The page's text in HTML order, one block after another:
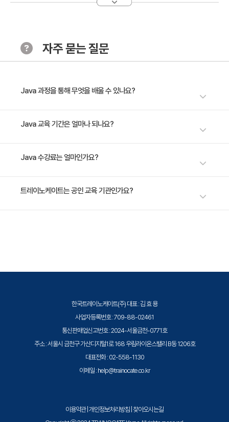
- 배열 타입
- 객체 지향 프로그래밍 개요
- 필드
상속
- 추상 클래스
예외 처리
- 예외 처리를 하는 이유
- 예외 클래스
자주 묻는 질문
Java 과정을 통해 무엇을 배울 수 있나요?
- Java 언어의 배경을 알아보고 실습을 진행할 수 있도록 eclipse 설치 - 객
수 있도록 해주는 상속에 대하여 학습
Java 교육 기간은 얼마나 되나요?
3일 과정입니다. 상세 일정은 교육 페이지에서 확인하실 수 있습니다.
Java 수강료는 얼마인가요?
수강료는 1,200,000원(VAT 별도)입니다. 고용보험 환급 및 기업 할인 혜택
트레이노케이트는 공인 교육 기관인가요?
한국트레이노케이트(주) 대표 : 김 효 용
사업자등록번호 : 709-88-02461
통신판매업신고번호 : 2024-서울금천-0771호
주소 : 서울시 금천구 가산디지털1로 168 우림라이온스밸리 B동 1206호
대표전화 : 02-558-1130
이메일 : help@trainocate.co.kr
이용약관| 개인정보처리방침 찾아오시는길